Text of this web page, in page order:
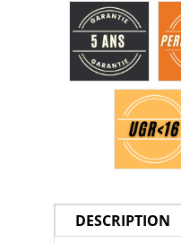
DESCRIPTION